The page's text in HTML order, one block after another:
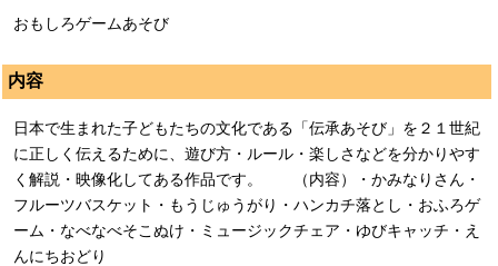
おもしろゲームあそび
内容
日本で生まれた子どもたちの文化である「伝承あそび」を２１世紀
に正しく伝えるために、遊び方・ルール・楽しさなどを分かりやす
く解説・映像化してある作品です。 （内容）・かみなりさん・
フルーツバスケット・もうじゅうがり・ハンカチ落とし・おふろゲ
ーム・なべなべそこぬけ・ミュージックチェア・ゆびキャッチ・え
んにちおどり